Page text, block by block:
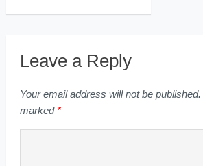
Leave a Reply
Your email address will not be published.
marked *